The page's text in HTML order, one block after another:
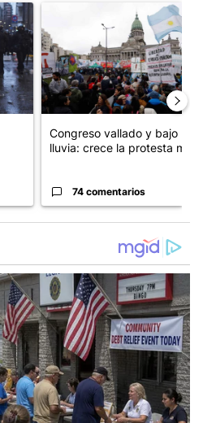
el título "La tensión frente al
Un artículo de tendencia
Congreso vallado y bajo la
lluvia: crece la protesta mi...
74 comentarios